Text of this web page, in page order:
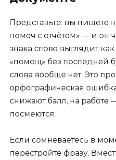
Представьте: вы пишете
помоч с отчётом» — и он
знака слово выглядит
«помощ» без последней
слова вообще нет. Это
орфографическая
снижают балл, на работе
посмеются.
Если сомневаетесь в
перестройте фразу.